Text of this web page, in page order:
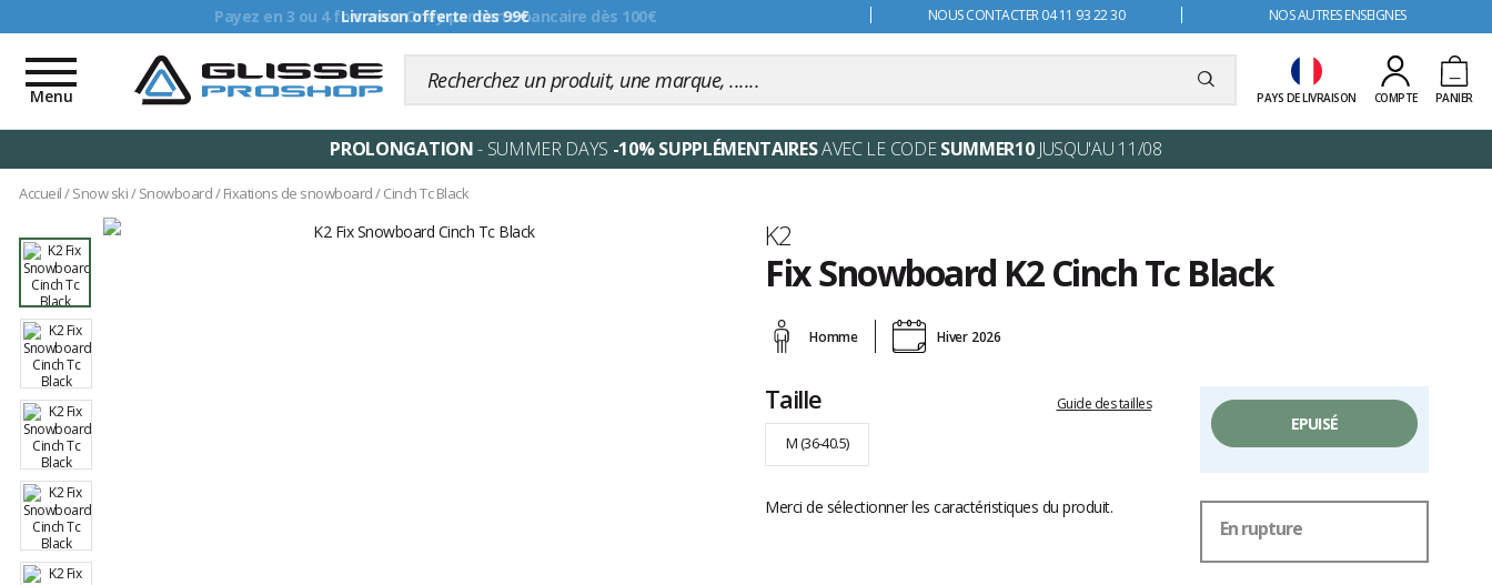
Livraison offerte dès 99€ NOUS CONTACTER 04 11 93 22 30 NOS AUTRES ENSEIGNES
PAYS DE LIVRAISON COMPTE PANIER
Toggle
navigation
Menu
PROLONGATION- SUMMER DAYS -10% SUPPLÉMENTAIRESAVEC LE CODESUMMER10JUSQU'AU 11/08
Accueil/Snow ski/Snowboard/Fixations de snowboard/Cinch Tc Black
Marque
K2
Fix Snowboard K2 Cinch Tc Black
avis
clientsHomme Hiver 2026
Taille Guide des tailles
M (36-40.5)
Merci de sélectionner les caractéristiques du produit.
EPUISÉ
En rupture